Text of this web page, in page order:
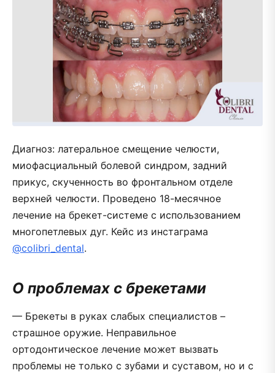
Диагноз: латеральное смещение челюсти,
миофасциальный болевой синдром, задний
прикус, скученность во фронтальном отделе
верхней челюсти. Проведено 18-месячное
лечение на брекет-системе с использованием
многопетлевых дуг. Кейс из инстаграма
@colibri_dental.
О проблемах с брекетами
— Брекеты в руках слабых специалистов –
страшное оружие. Неправильное
ортодонтическое лечение может вызвать
проблемы не только с зубами и суставом, но и с